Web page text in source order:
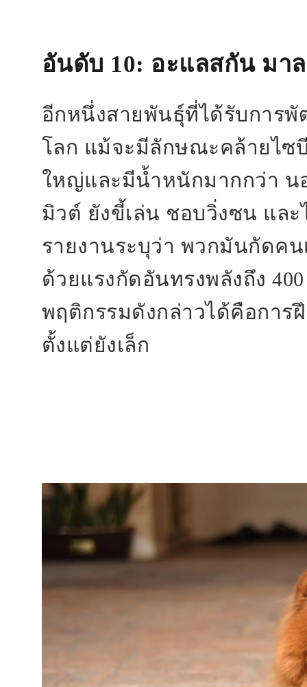
อันดับ 10: อะแลสกัน มา
อีกหนึ่งสายพันธุ์ที่ได้รับการ
โลก แม้จะมีลักษณะคล้ายไซ
ใหญ่และมีน้ำหนักมากกว่า น
มิวต์ ยังขี้เล่น ชอบวิ่งซน และ
รายงานระบุว่า พวกมันกัดค
ด้วยแรงกัดอันทรงพลังถึง
พฤติกรรมดังกล่าวได้คือการ
ตั้งแต่ยังเล็ก